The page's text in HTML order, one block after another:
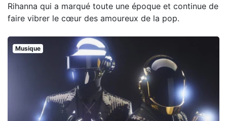
Rihanna qui a marqué toute une époque et continue de
faire vibrer le cœur des amoureux de la pop.
Musique